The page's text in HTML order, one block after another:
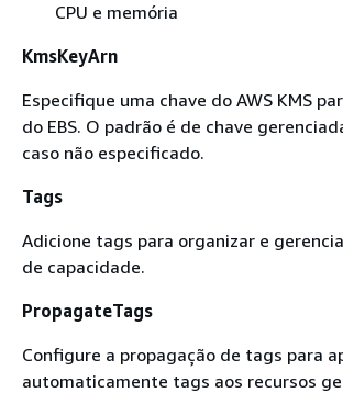
CPU e memória
KmsKeyArn
Especifique uma chave do AWS KMS
do EBS. O padrão é de chave
caso não especificado.
Tags
Adicione tags para organizar e
de capacidade.
PropagateTags
Configure a propagação de tags para
automaticamente tags aos recursos